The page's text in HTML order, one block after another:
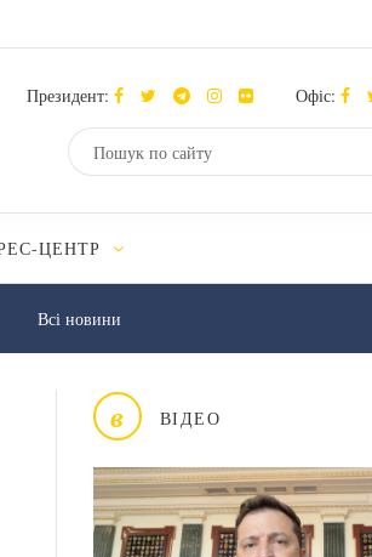
Президент: Офіс:
ЦЕНТР
Всі новини
в ВІДЕО